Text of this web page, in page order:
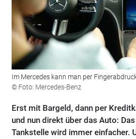
Im Mercedes kann man per
© Foto: Mercedes-Benz
Erst mit Bargeld, dann per
und nun direkt über das Auto:
Tankstelle wird immer einfacher.